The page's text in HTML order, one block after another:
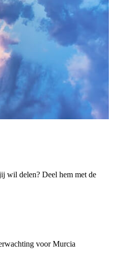
wil delen? Deel hem met de
voor Murcia